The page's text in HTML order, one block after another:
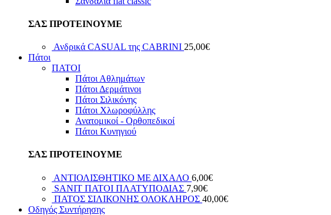
ΣΑΣ ΠΡΟΤΕΙΝΟΥΜΕ
Ανδρικά CASUAL της CABRINI 25,00€
Πάτοι
ΠΑΤΟΙ
Πάτοι Αθλημάτων
Πάτοι Δερμάτινοι
Πάτοι Σιλικόνης
Πάτοι Χλωροφύλλης
Ανατομικοί - Ορθοπεδικοί
Πάτοι Κυνηγιού
ΣΑΣ ΠΡΟΤΕΙΝΟΥΜΕ
ΑΝΤΙΟΛΙΣΘΗΤΙΚΟ ΜΕ ΔΙΧΑΛΟ 6,00€
SANIT ΠΑΤΟΙ ΠΛΑΤΥΠΟΔΙΑΣ 7,90€
ΠΑΤΟΣ ΣΙΛΙΚΟΝΗΣ ΟΛΟΚΛΗΡΟΣ 40,00€
Οδηγός Συντήρησης